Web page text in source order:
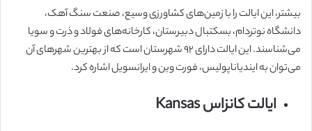
بیشتر، این ایالت را با زمین‌های کشاورزی وسیع، صنعت سنگ آهک،
دانشگاه نوتردام‌، بسکتبال دبیرستان، کارخانه‌های فولاد و ذرت و سویا
می‌شناسند. این ایالت دارای ۹۲ شهرستان است که از بهترین شهرهای آن
می‌توان به ایندیاناپولیس، فورت وین و ایرانسویل اشاره کرد.
ایالت کانزاس Kansas